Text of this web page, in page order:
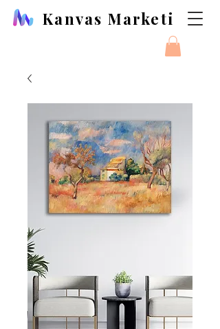
Kanvas Marketi